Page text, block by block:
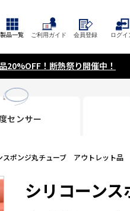
製品一覧 ご利用ガイド 会員登録 ログイ
20%OFF！断熱祭り開催中！
センサー
スポンジ丸チューブ アウトレット
シリコーン